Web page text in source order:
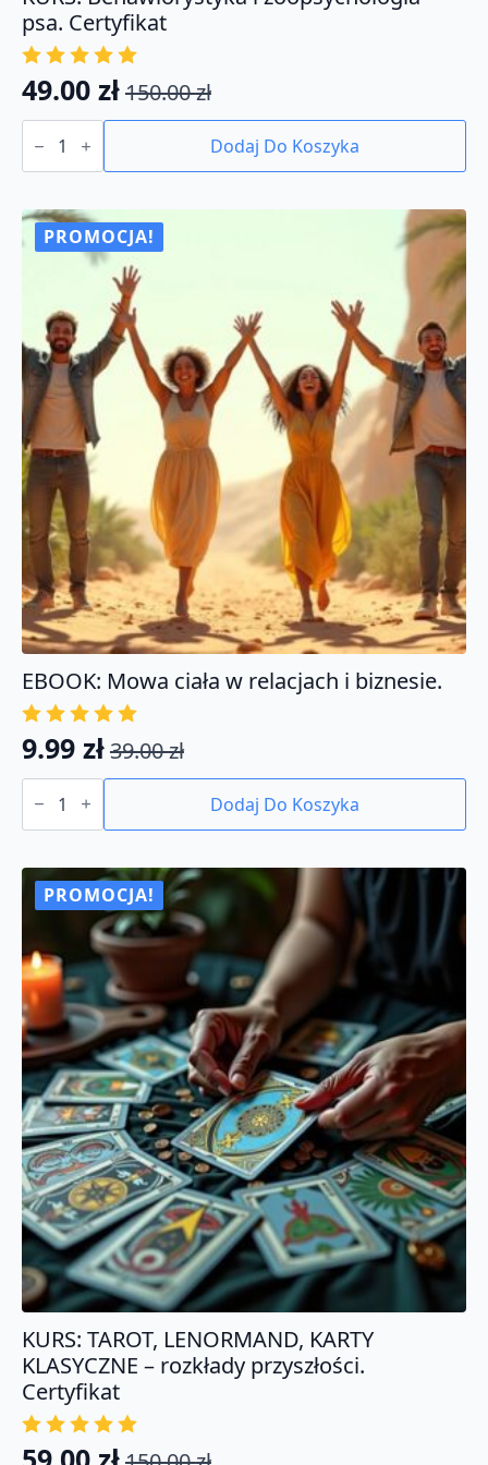
psa. Certyfikat
150.00zł
Pierwotna
cena
wynosiła:
150.00 zł.
49.00 zł
Aktualna
cena
wynosi:
49.00 zł.
ilość
KURS:
i
psa.
Certyfikat
Dodaj Do Koszyka
PROMOCJA!
EBOOK: Mowa ciała w relacjach i biznesie.
39.00zł
Pierwotna
cena
wynosiła:
39.00 zł.
9.99 zł
Aktualna
cena
wynosi:
9.99 zł.
ilość
EBOOK:
ciała
relacjach
i
biznesie.
Dodaj Do Koszyka
PROMOCJA!
KURS: TAROT, LENORMAND, KARTY
KLASYCZNE – rozkłady przyszłości.
Certyfikat